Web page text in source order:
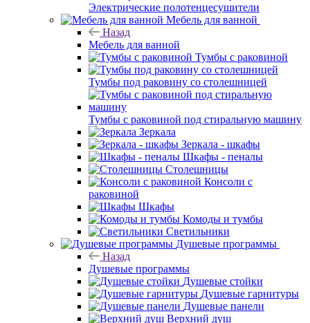
Электрические полотенцесушители
Мебель для ванной
Назад
Мебель для ванной
Тумбы с раковиной
Тумбы под раковину со столешницей
Тумбы с раковиной под стиральную машину
Зеркала
Зеркала - шкафы
Шкафы - пеналы
Столешницы
Консоли с
раковиной
Шкафы
Комоды и тумбы
Светильники
Душевые программы
Назад
Душевые программы
Душевые стойки
Душевые гарнитуры
Душевые панели
Верхний душ